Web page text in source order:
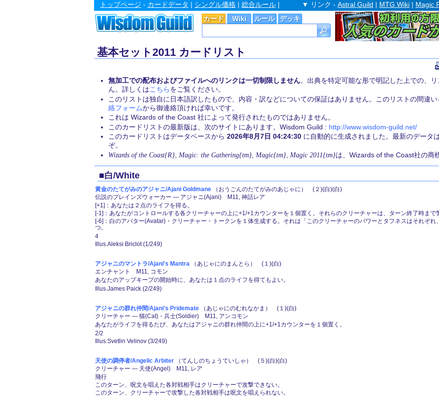
カード Wiki ルール デッキ
トップページ - カードデータ | シングル価格 | 総合ルール | ▼ リンク - Astral Guild | MTG Wiki | Magic
基本セット2011 カードリスト
無加工での配布およびファイルへのリンクは一切制限しません。出典を特定可能な形で明記した上での、
ん。詳しくはこちらをご覧ください。
このリストは独自に日本語訳したもので、内容・訳などについての保証はありません。このリストの間違
絡フォームから御連絡頂ければ幸いです。
これは Wizards of the Coast 社によって発行されたものではありません。
このカードリストの最新版は、次のサイトにあります。Wisdom Guild : http://www.wisdom-guild.net/
このカードリストはデータベースから 2026年8月7日 04:24:30に自動的に生成されました。最新のデータ
ぞ。
Wizards of the Coast{R}, Magic: the Gathering{tm}, Magic{tm}, Magic 2011{tm}は、Wizards of the Coast社の商
■白/White
黄金のたてがみのアジャニ/Ajani Goldmane （おうごんのたてがみのあじゃに） (２)(白)(白)
伝説のプレインズウォーカー ― アジャニ(Ajani) M11, 神話レア
[+1]：あなたは２点のライフを得る。
[-1]：あなたがコントロールする各クリーチャーの上に+1/+1カウンターを１個置く。それらのクリーチャーは、ターン終了時まで
[-6]：白のアバター(Avatar)・クリーチャー・トークンを１体生成する。それは「このクリーチャーのパワーとタフネスはそれぞ
つ。
4
Illus.Aleksi Briclot (1/249)
アジャニのマントラ/Ajani's Mantra （あじゃにのまんとら） (１)(白)
エンチャント M11, コモン
あなたのアップキープの開始時に、あなたは１点のライフを得てもよい。
Illus.James Paick (2/249)
アジャニの群れ仲間/Ajani's Pridemate （あじゃにのむれなかま） (１)(白)
クリーチャー ― 猫(Cat)・兵士(Soldier) M11, アンコモン
あなたがライフを得るたび、あなたはアジャニの群れ仲間の上に+1/+1カウンターを１個置く。
2/2
Illus.Svetlin Velinov (3/249)
天使の調停者/Angelic Arbiter （てんしのちょうていしゃ） (５)(白)(白)
クリーチャー ― 天使(Angel) M11, レア
飛行
このターン、呪文を唱えた各対戦相手はクリーチャーで攻撃できない。
このターン、クリーチャーで攻撃した各対戦相手は呪文を唱えられない。